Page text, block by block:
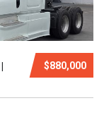
$880,000